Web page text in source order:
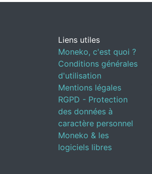
Liens utiles
Moneko, c'est quoi ?
Conditions générales
d'utilisation
Mentions légales
RGPD - Protection
des données à
caractère personnel
Moneko & les
logiciels libres